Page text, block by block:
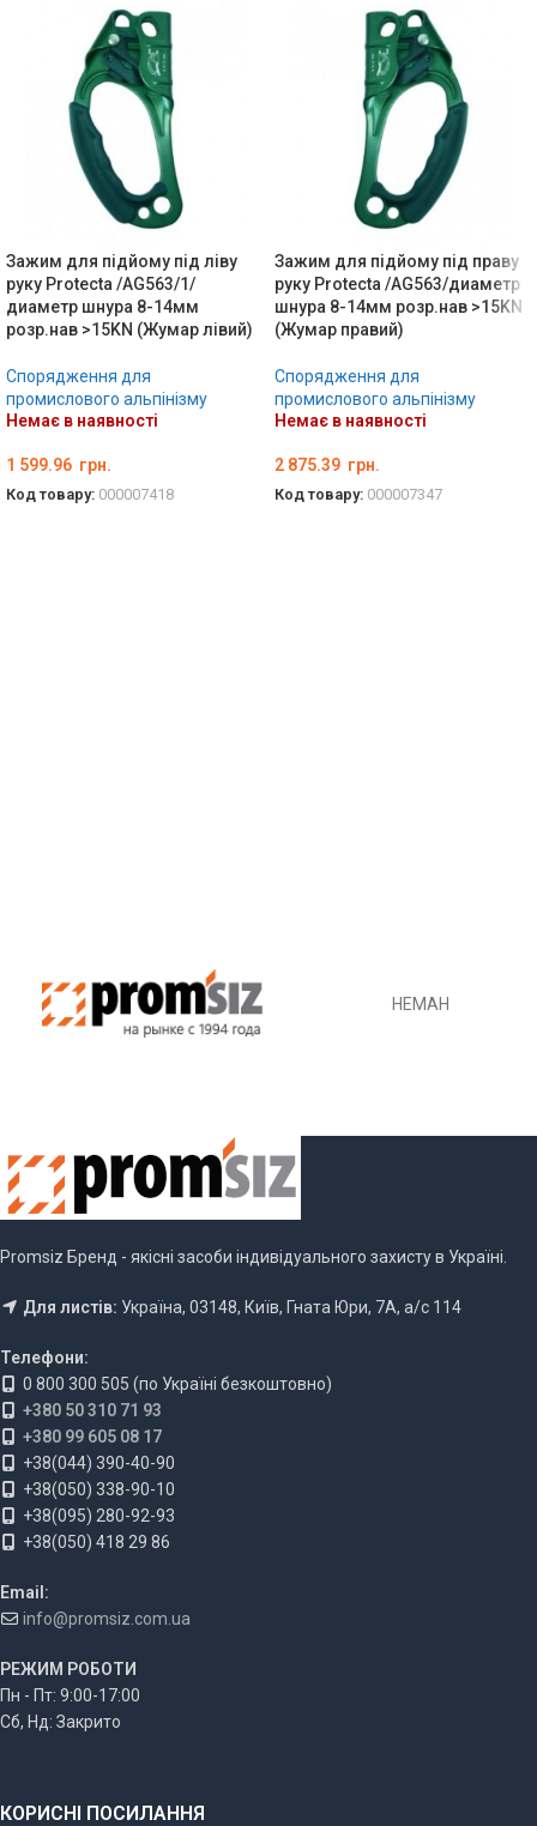
Зажим для підйому під ліву
руку Protecta /AG563/1/
диаметр шнура 8-14мм
розр.нав >15KN (Жумар лівий)
Спорядження для
промислового альпінізму
Немає в наявності
1 599.96 грн.
Код товару: 000007418
Зажим для підйому під праву
руку Protecta /AG563/диаметр
шнура 8-14мм розр.нав >15KN
(Жумар правий)
Спорядження для
промислового альпінізму
Немає в наявності
2 875.39 грн.
Код товару: 000007347
НЕМАН
Promsiz Бренд - якісні засоби індивідуального захисту в Україні.
Для листів: Україна, 03148, Київ, Гната Юри, 7А, а/с 114
Телефони:
0 800 300 505 (по Україні безкоштовно)
+380 50 310 71 93
+380 99 605 08 17
+38(044) 390-40-90
+38(050) 338-90-10
+38(095) 280-92-93
+38(050) 418 29 86
Email:
info@promsiz.com.ua
РЕЖИМ РОБОТИ
Пн - Пт: 9:00-17:00
Сб, Нд: Закрито
КОРИСНІ ПОСИЛАННЯ